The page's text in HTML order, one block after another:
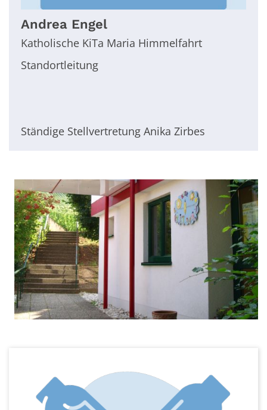
Andrea Engel
Katholische KiTa Maria Himmelfahrt
Standortleitung
Ständige Stellvertretung Anika Zirbes